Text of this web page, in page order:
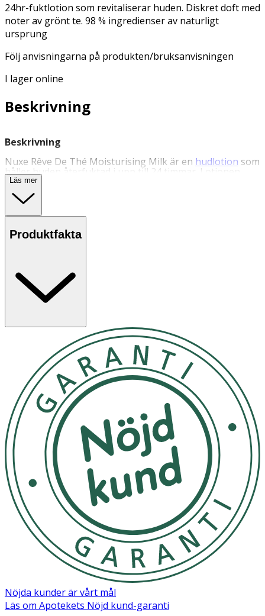
24hr-fuktlotion som revitaliserar huden. Diskret doft med
noter av grönt te. 98 % ingredienser av naturligt
ursprung
Följ anvisningarna på produkten/bruksanvisningen
I lager online
Beskrivning
Beskrivning
Nuxe Rêve De Thé Moisturising Milk är en hudlotion som
håller huden återfuktad i upp till 24 timmar. Lotionen
bidrar till att revitalisera huden och gör att den känns
mjuk, slät och smidig. Lotionen har en diskret doft med
noter av grönt te. Reve De Thé Moisturising Milk
innehåller 98 % ingredienser av naturligt ursprung. Följ
anvisningarna på produkten/bruksanvisningen.
Användning
- Förvaras i rumstemperatur.
åll
COCOS NUCIFERA (COCONUT) OIL, HELIANTHUS
ANNUUS (SUNFLOWER) SEED OIL, BEHENYL ALCOHOL,
PENTYLENE GLYCOL, ARACHIDYL ALCOHOL,
PARFUM/FRAGRANCE, TOCOPHEROL, SACCHARIDE
ISOMERATE, CARBOMER, SODIUM STEAROYL
GLUTAMATE, ARACHIDYL GLUCOSIDE, CAPRYLYL
GLYCOL, GLYCERYL CAPRYLATE, SODIUM GLUCONATE,
SODIUM HYDROXIDE, CAMELLIA SINENSIS FLOWER
EXTRACT, CITRIC ACID, SODIUM CITRATE, LIMONENE,
CITRAL, LINALOOL, ALPHA-ISOMETHYL IONONE,
GERANIOL [N4506/A].
Läs mer
Produktfakta
Nöjda kunder är vårt mål
Läs om Apotekets Nöjd kund-garanti